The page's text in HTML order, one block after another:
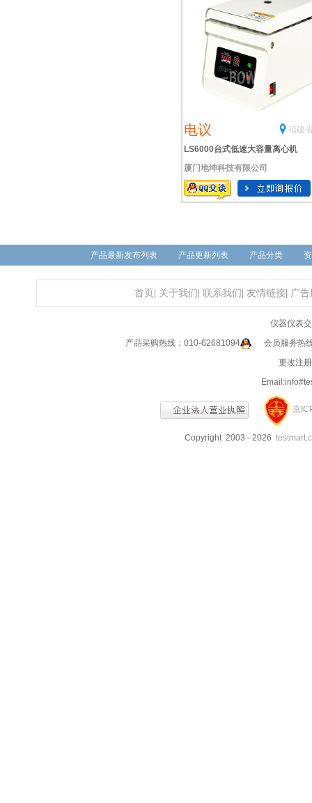
电议
福建
LS6000台式低速大容量离心机
厦门地坤科技有限公司
产品最新发布列表 产品更新列表 产品分类
首页 关于我们 联系我们 友情链接| 广告
仪器仪表
产品采购热线：010-62681094
会员服务热
更改注
京
Copyright 2003 - 2026